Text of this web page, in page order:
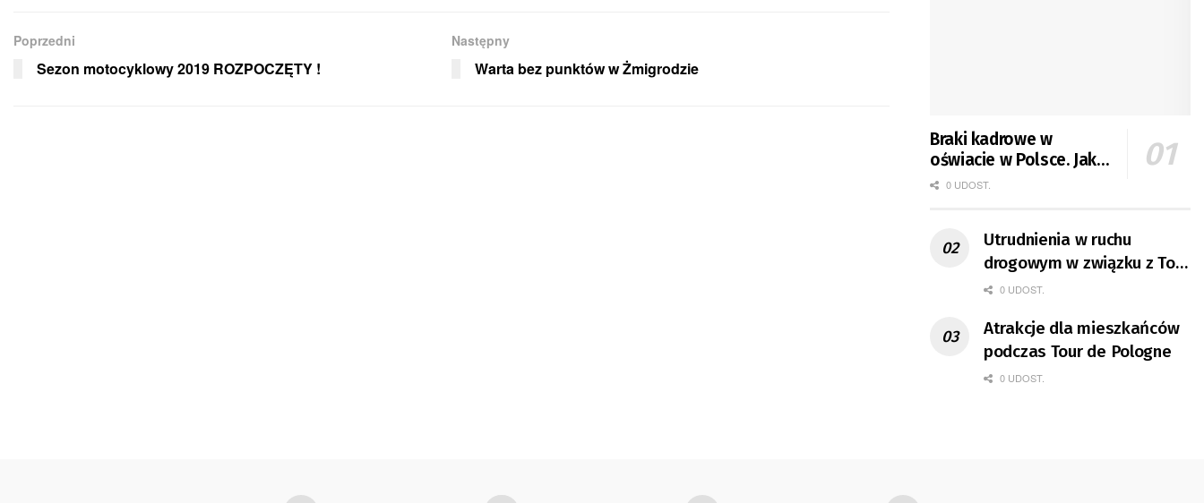
Poprzedni
Sezon motocyklowy 2019 ROZPOCZĘTY !
Następny
Warta bez punktów w Żmigrodzie
Braki kadrowe w
oświacie w Polsce. Jak
jest w Gorzowie?
0 UDOST.
Utrudnienia w ruchu
drogowym w związku z Tour
de Pologne
0 UDOST.
Atrakcje dla mieszkańców
podczas Tour de Pologne
0 UDOST.